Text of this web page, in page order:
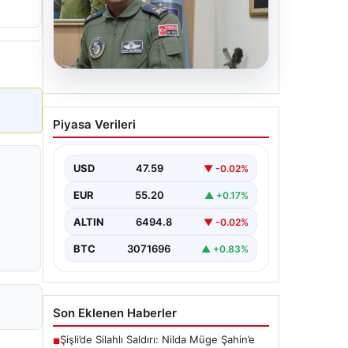
04.08.2026
Rafet Dalkıran kimdir?
Yeni Hava Kuvvetleri
hayatı
Piyasa Verileri
USD 47.59 ▼ -0.02%
EUR 55.20 ▲ +0.17%
ALTIN 6494.8 ▼ -0.02%
BTC 3071696 ▲ +0.83%
Son Eklenen Haberler
■Şişli’de Silahlı Saldırı: Nilda Müge Şahin’e